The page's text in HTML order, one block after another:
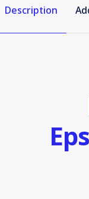
Description